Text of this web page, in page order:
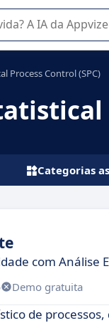
o orienta no uso
Process Control (SPC)
Categorias
com Análise
Demo gratuita
de